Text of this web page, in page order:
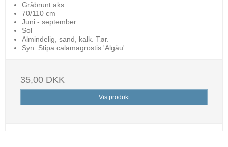
Gråbrunt aks
70/110 cm
Juni - september
Sol
Almindelig, sand, kalk. Tør.
Syn: Stipa calamagrostis 'Algäu'
35,00 DKK
Vis produkt